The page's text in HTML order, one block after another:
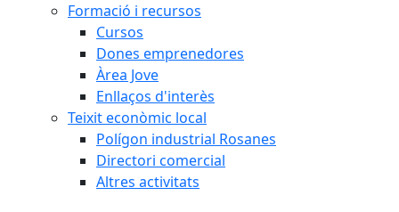
Formació i recursos
Cursos
Dones emprenedores
Àrea Jove
Enllaços d'interès
Teixit econòmic local
Polígon industrial Rosanes
Directori comercial
Altres activitats